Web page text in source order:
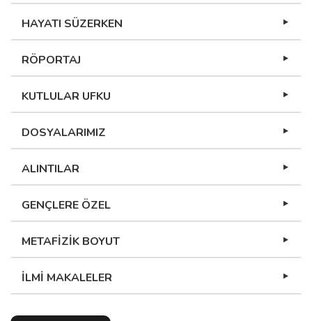
HAYATI SÜZERKEN
RÖPORTAJ
KUTLULAR UFKU
DOSYALARIMIZ
ALINTILAR
GENÇLERE ÖZEL
METAFİZİK BOYUT
İLMİ MAKALELER